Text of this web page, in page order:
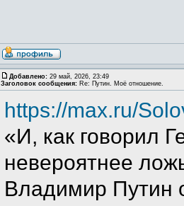
Добавлено: 29 май, 2026, 23:49
Заголовок сообщения: Re: Путин. Моё отношение.
https://max.ru/
«И, как говорил
невероятнее
Владимир Путин